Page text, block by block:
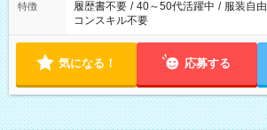
特徴 履歴書不要 / 40～50代活躍中 / 服装自由
コンスキル不要
気になる！ 応募する